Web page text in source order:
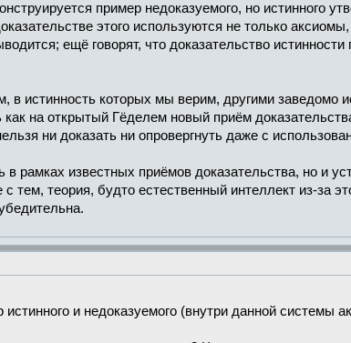
пример недоказуемого, но истинного
этого используются не только
ещё говорят, что доказательство
в истинность которых мы верим, другими заведомо
на открытый Гёделем новый приём
ни доказать ни опровергнуть даже с
в рамках известных приёмов доказательства, но и
тем, теория, будто естественный интеллект из-за
и недоказуемого (внутри данной системы